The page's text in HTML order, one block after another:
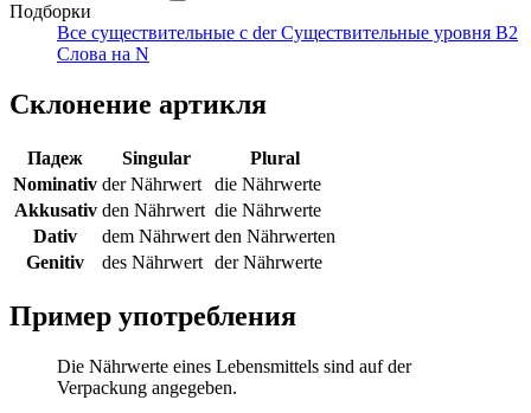
Подборки
Все существительные с derСуществительные уровня B2
Слова на N
Склонение артикля
Падеж Singular
Plural
Nominativ der Nährwert
die Nährwerte
Akkusativ den Nährwert die Nährwerte
Dativ
dem Nährwert den Nährwerten
Genitiv
des Nährwert der Nährwerte
Пример употребления
Die Nährwerte eines Lebensmittels sind auf der
Verpackung angegeben.